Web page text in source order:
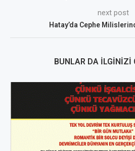
next post
Hatay’da Cephe
BUNLAR DA İLGINIZI